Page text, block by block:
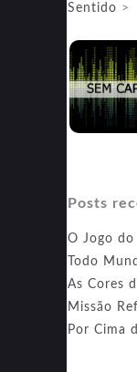
Sentido >
Posts
O Jogo do
Todo
As Cores
Missão
Por Cima